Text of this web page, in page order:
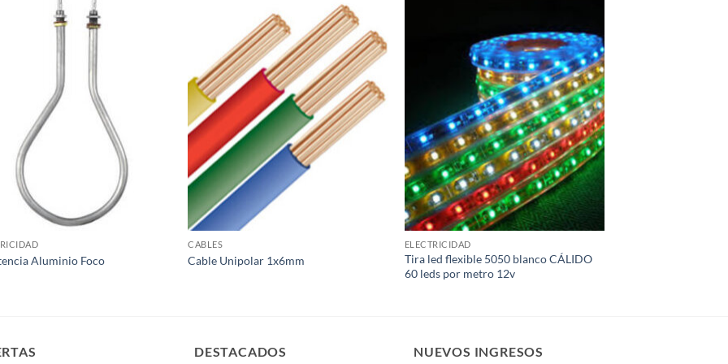
Aluminio Foco
Añadir
a la
lista de
deseos
CABLES
Cable Unipolar 1x6mm
Añadir
a la
lista de
deseos
ELECTRICIDAD
Tira led flexible 5050 blanco CÁLIDO
60 leds por metro 12v
DESTACADOS NUEVOS INGRESOS